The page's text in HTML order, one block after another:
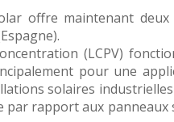
offre maintenant
(LCPV)
pour une
solaires
par rapport aux